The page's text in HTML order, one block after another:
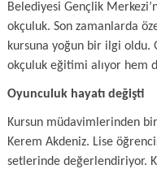
Belediyesi Gençlik
okçuluk. Son zamanlarda
kursuna yoğun bir ilgi oldu.
okçuluk eğitimi alıyor hem
Oyunculuk hayatı değişti
Kursun müdavimlerinden
Kerem Akdeniz. Lise
setlerinde değerlendiriyor.